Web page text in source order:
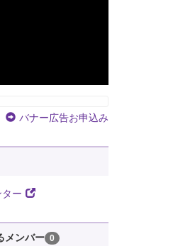
バナー広告お申込み
ー
メンバー 0